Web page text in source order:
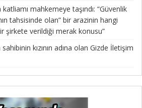
mahkemeye taşındı: “Güvenlik
tahsisinde olan” bir arazinin hangi
şirkete verildiği merak konusu”
kızının adına olan Gizde İletişim